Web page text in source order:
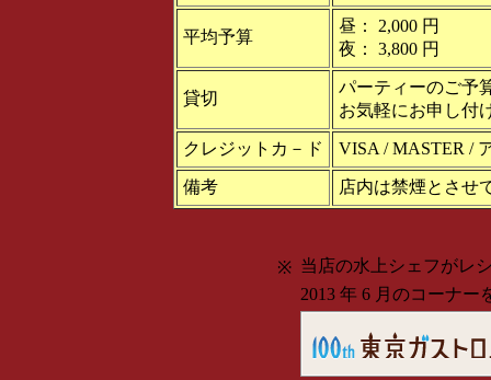
平均予算
昼： 2,000 円
夜： 3,800 円
貸切
パーティーのご予
お気軽にお申し付
クレジットカ－ド VISA / MASTER /
備考 店内は禁煙とさせ
※ 当店の水上シェフがレ
2013 年 6 月のコーナー